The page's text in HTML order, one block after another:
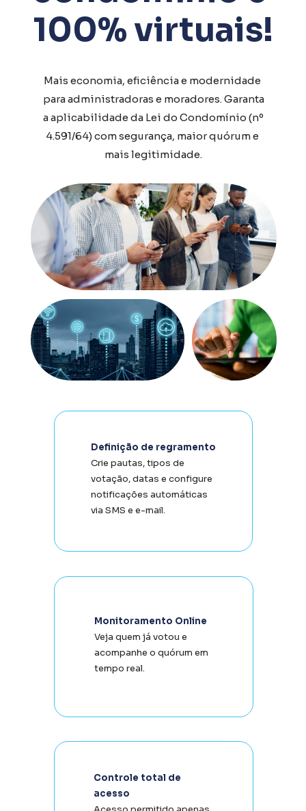
100% virtuais!
Mais economia, eficiência e modernidade
para administradoras e moradores. Garanta
a aplicabilidade da Lei do Condomínio (nº
4.591/64) com segurança, maior quórum e
mais legitimidade.
Monitoramento Online
Veja quem já votou e
acompanhe o quórum em
tempo real.
Definição de regramento
Crie pautas, tipos de
votação, datas e configure
notificações automáticas
via SMS e e-mail.
Controle total de
acesso